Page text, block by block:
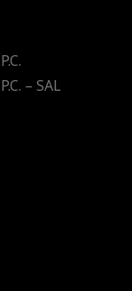
– SAL